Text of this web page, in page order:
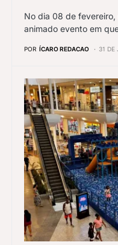
No dia 08 de
animado evento em
POR ÍCARO REDACAO 31 DE